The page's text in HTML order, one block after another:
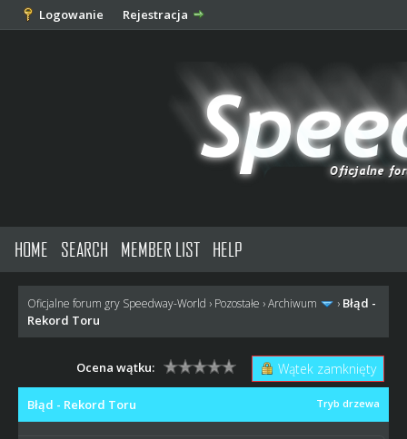
Logowanie Rejestracja
HOME SEARCH MEMBER LIST HELP
Oficjalne forum gry Speedway-World › Pozostałe ›Archiwum › Błąd -
Rekord Toru
Wątek zamknięty
Ocena wątku:
Tryb drzewa
Błąd - Rekord Toru